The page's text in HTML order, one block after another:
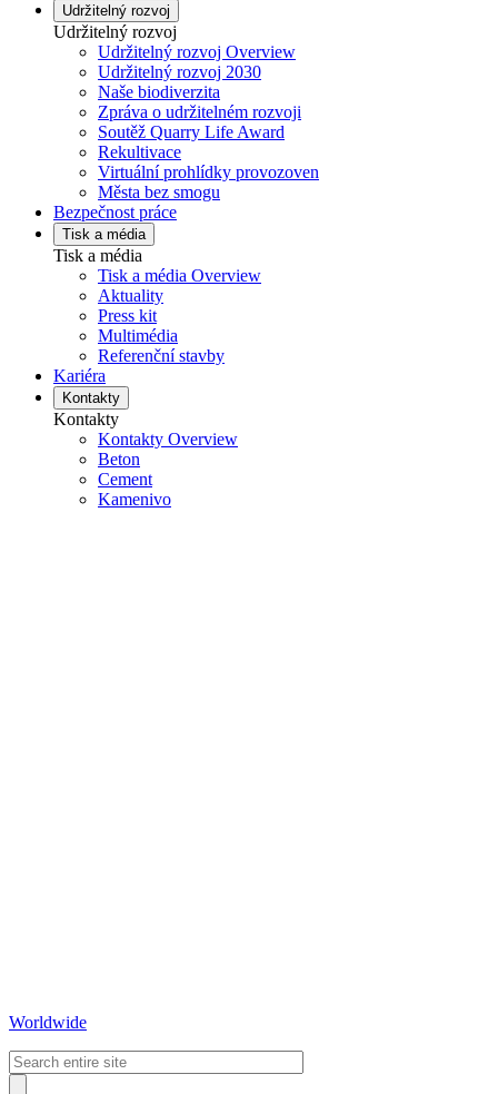
Udržitelný rozvoj
Udržitelný rozvoj
Udržitelný rozvoj Overview
Udržitelný rozvoj 2030
Naše biodiverzita
Zpráva o udržitelném rozvoji
Soutěž Quarry Life Award
Rekultivace
Virtuální prohlídky provozoven
Města bez smogu
Bezpečnost práce
Tisk a média
Tisk a média
Tisk a média Overview
Aktuality
Press kit
Multimédia
Referenční stavby
Kariéra
Kontakty
Kontakty
Kontakty Overview
Beton
Cement
Kamenivo
Worldwide